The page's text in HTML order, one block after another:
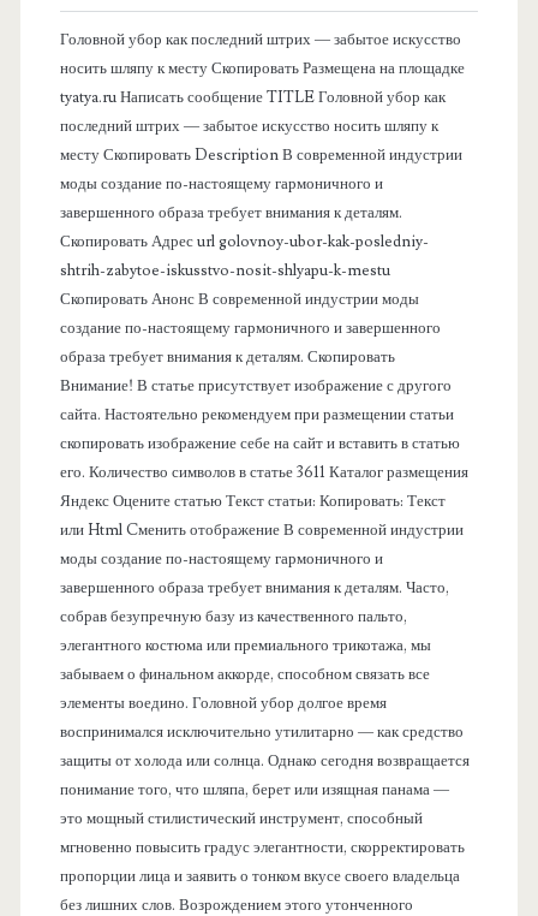
Головной убор как последний штрих — забытое искусство
носить шляпу к месту Скопировать Размещена на площадке
tyatya.ru Написать сообщение TITLE Головной убор как
последний штрих — забытое искусство носить шляпу к
месту Скопировать Description В современной индустрии
моды создание по-настоящему гармоничного и
завершенного образа требует внимания к деталям.
Скопировать Адрес url golovnoy-ubor-kak-posledniy-
shtrih-zabytoe-iskusstvo-nosit-shlyapu-k-mestu
Скопировать Анонс В современной индустрии моды
создание по-настоящему гармоничного и завершенного
образа требует внимания к деталям. Скопировать
Внимание! В статье присутствует изображение с другого
сайта. Настоятельно рекомендуем при размещении статьи
скопировать изображение себе на сайт и вставить в статью
его. Количество символов в статье 3611 Каталог размещения
Яндекс Оцените статью Текст статьи: Копировать: Текст
или Html Cменить отображение В современной индустрии
моды создание по-настоящему гармоничного и
завершенного образа требует внимания к деталям. Часто,
собрав безупречную базу из качественного пальто,
элегантного костюма или премиального трикотажа, мы
забываем о финальном аккорде, способном связать все
элементы воедино. Головной убор долгое время
воспринимался исключительно утилитарно — как средство
защиты от холода или солнца. Однако сегодня возвращается
понимание того, что шляпа, берет или изящная панама —
это мощный стилистический инструмент, способный
мгновенно повысить градус элегантности, скорректировать
пропорции лица и заявить о тонком вкусе своего владельца
без лишних слов. Возрождением этого утонченного